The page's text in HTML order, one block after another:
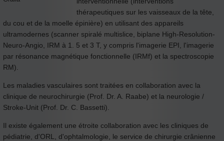
thérapeutiques sur les vaisseaux de la tête,
du cou et de la moelle épinière) en utilisant des appareils
ultramodernes (scanner spiralé multislice, biplane High-Resolution-
Neuro-Angio, IRM à 1. 5 et 3 T, y compris l'imagerie EPI, l'imagerie
par résonance magnétique fonctionnelle (IRMf) et la spectroscopie
RM).
Les maladies vasculaires sont traitées en collaboration avec la
clinique de neurochirurgie (Prof. Dr. A. Raabe) et la neurologie /
Stroke-Unit (Prof. Dr. C. Bassetti).
Il existe également une étroite collaboration avec les cliniques de
pédiatrie, d'ORL, d'ophtalmologie, le service de chirurgie crânienne